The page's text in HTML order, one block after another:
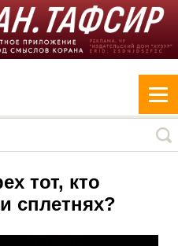
тот, кто
сплетнях?